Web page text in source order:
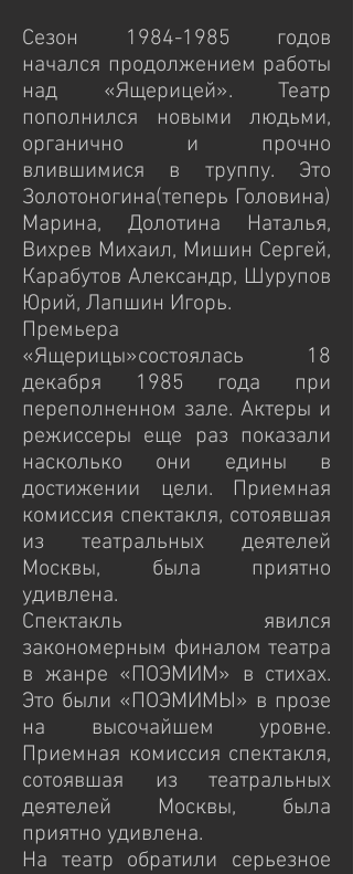
Сезон 1984-1985 годов
начался продолжением работы
над «Ящерицей». Театр
пополнился новыми людьми,
органично и прочно
влившимися в труппу. Это
Золотоногина(теперь Головина)
Марина, Долотина Наталья,
Вихрев Михаил, Мишин Сергей,
Карабутов Александр, Шурупов
Юрий, Лапшин Игорь.
Премьера
«Ящерицы»состоялась 18
декабря 1985 года при
переполненном зале. Актеры и
режиссеры еще раз показали
насколько они едины в
достижении цели. Приемная
комиссия спектакля, сотоявшая
из театральных деятелей
Москвы, была приятно
удивлена.
Спектакль явился
закономерным финалом театра
в жанре «ПОЭМИМ» в стихах.
Это были «ПОЭМИМЫ» в прозе
на высочайшем уровне.
Приемная комиссия спектакля,
сотоявшая из театральных
деятелей Москвы, была
приятно удивлена.
На театр обратили серьезное